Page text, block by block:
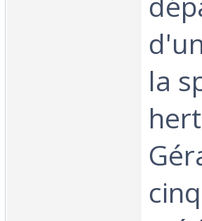
la